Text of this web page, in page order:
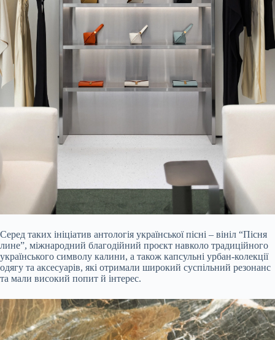
Серед таких ініціатив антологія української пісні – вініл “Пісня
лине”, міжнародний благодійний проєкт навколо традиційного
українського символу калини, а також капсульні урбан-колекції
одягу та аксесуарів, які отримали широкий суспільний резонанс
та мали високий попит й інтерес.